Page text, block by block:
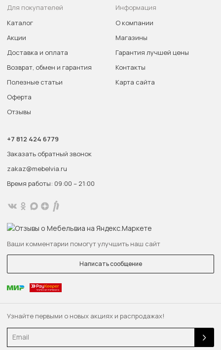
Узнайте первыми о новых акциях и распродажах!
Email
Для покупателей
Каталог
Акции
Доставка и оплата
Возврат, обмен и гарантия
Полезные статьи
Оферта
Отзывы
Информация
О компании
Магазины
Гарантия лучшей цены
Контакты
Карта сайта
+7 812 424 6779
Заказать обратный звонок
zakaz@mebelvia.ru
Время работы: 09:00 – 21:00
Ваши комментарии помогут улучшить наш сайт
Написать сообщение